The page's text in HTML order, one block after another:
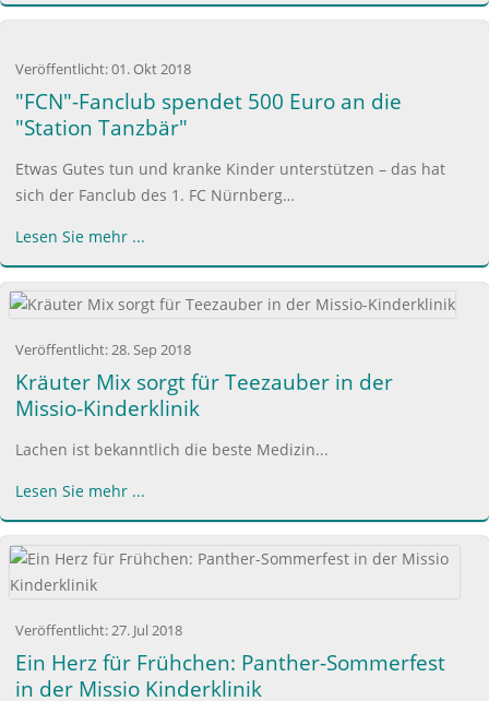
Veröffentlicht:01. Okt 2018
"FCN"-Fanclub spendet 500 Euro an die
"Station Tanzbär"
Etwas Gutes tun und kranke Kinder unterstützen – das hat
sich der Fanclub des 1. FC Nürnberg…
Lesen Sie mehr ...
Veröffentlicht:28. Sep 2018
Kräuter Mix sorgt für Teezauber in der
Missio-Kinderklinik
Lachen ist bekanntlich die beste Medizin...
Lesen Sie mehr ...
Veröffentlicht: 27. Jul 2018
Ein Herz für Frühchen: Panther-Sommerfest
in der Missio Kinderklinik